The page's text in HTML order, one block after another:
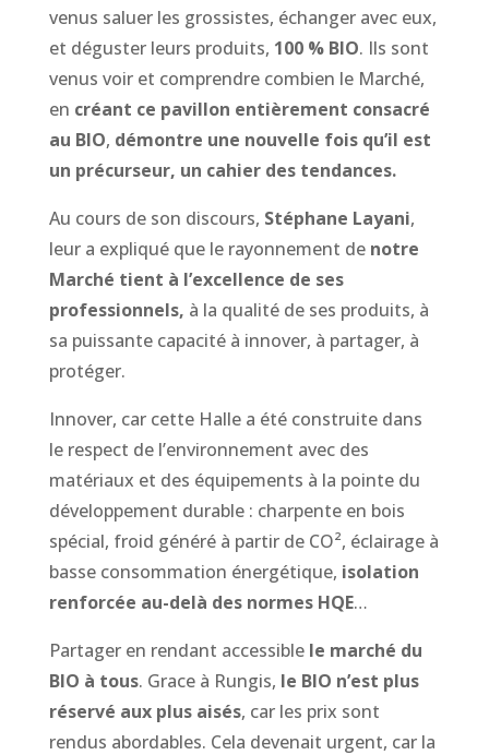
venus saluer les grossistes, échanger avec eux,
et déguster leurs produits, 100 % BIO. Ils sont
venus voir et comprendre combien le Marché,
en créant ce pavillon entièrement consacré
au BIO, démontre une nouvelle fois qu’il est
un précurseur, un cahier des tendances.
Au cours de son discours, Stéphane Layani,
leur a expliqué que le rayonnement de notre
Marché tient à l’excellence de ses
professionnels, à la qualité de ses produits, à
sa puissante capacité à innover, à partager, à
protéger.
Innover, car cette Halle a été construite dans
le respect de l’environnement avec des
matériaux et des équipements à la pointe du
développement durable : charpente en bois
spécial, froid généré à partir de CO², éclairage à
basse consommation énergétique, isolation
renforcée au-delà des normes HQE…
Partager en rendant accessible le marché du
BIO à tous. Grace à Rungis, le BIO n’est plus
réservé aux plus aisés, car les prix sont
rendus abordables. Cela devenait urgent, car la